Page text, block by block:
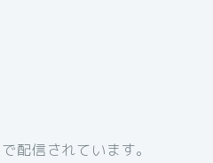
で配信されています。